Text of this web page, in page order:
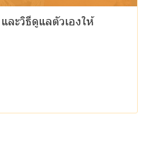
ละวิธีดูแลตัวเองให้